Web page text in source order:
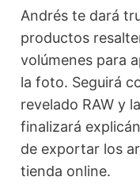
Andrés te dará
productos
volúmenes para
la foto. Seguirá
revelado RAW y
finalizará
de exportar los
tienda online.